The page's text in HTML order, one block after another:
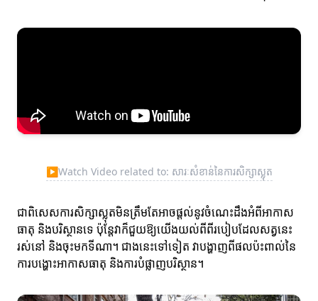
▶Watch Video related to: សារៈសំខាន់នៃការសិក្សាស្លុត
ជាពិសេសការសិក្សាស្លុតមិនត្រឹមតែអាចផ្តល់នូវចំណេះដឹងអំពីអាកាស
ធាតុ និងបរិស្ថានទេ ប៉ុន្តែវាក៏ជួយឱ្យយើងយល់ពីពីរបៀបដែលសត្វនេះ
រស់នៅ និងចុះមកទីណា។ ជាងនេះទៅទៀត វាបង្ហាញពីផលប៉ះពាល់នៃ
ការបង្ហោះអាកាសធាតុ និងការបំផ្លាញបរិស្ថាន។